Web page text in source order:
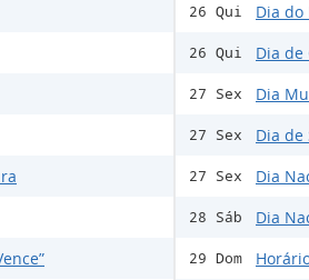
26 Qui Dia do
26 Qui Dia de
27 Sex Dia
27 Sex Dia de
27 Sex Dia
28 Sáb Dia
29 Dom